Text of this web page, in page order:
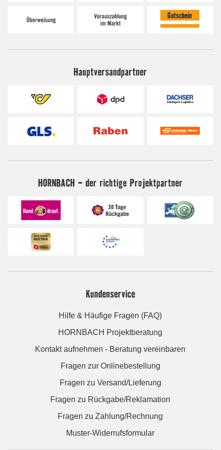
Hauptversandpartner
HORNBACH - der richtige Projektpartner
Kundenservice
Hilfe & Häufige Fragen (FAQ)
HORNBACH Projektberatung
Kontakt aufnehmen - Beratung vereinbaren
Fragen zur Onlinebestellung
Fragen zu Versand/Lieferung
Fragen zu Rückgabe/Reklamation
Fragen zu Zahlung/Rechnung
Muster-Widerrufsformular